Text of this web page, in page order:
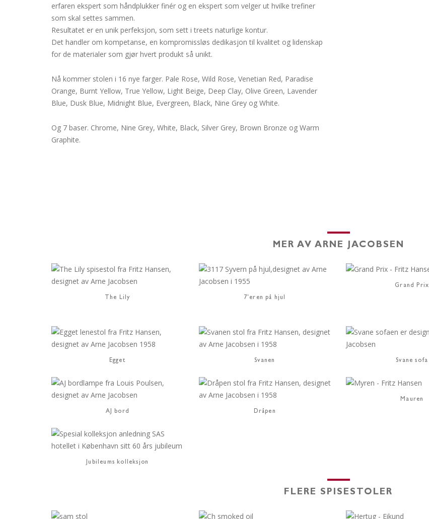
erfaren ekspert som håndplukker finér og en ekspert som velger ut hvilke trefiner
som skal settes sammen.
Resultatet er en unik perfeksjon, som sett i treets naturlige kontur.
Det handler om kompetanse, en kompromissløs dedikasjon til kvalitet og lidenskap
for de materialer som gjør hvert produkt så unikt.
Nå kommer stolen i 16 nye farger. Pale Rose, Wild Rose, Venetian Red, Paradise
Orange, Burnt Yellow, True Yellow, Light Beige, Deep Clay, Olive Green, Lavender
Blue, Dusk Blue, Midnight Blue, Evergreen, Black, Nine Grey og White.
Og 7 baser. Chrome, Nine Grey, White, Black, Silver Grey, Brown Bronze og Warm
Graphite.
MER AV ARNE JACOBSEN
The Lily 7'eren på hjul
Grand Prix
Egget Svanen Svane sofa
AJ bord Dråpen
Mauren
Jubileums kolleksjon
FLERE SPISESTOLER